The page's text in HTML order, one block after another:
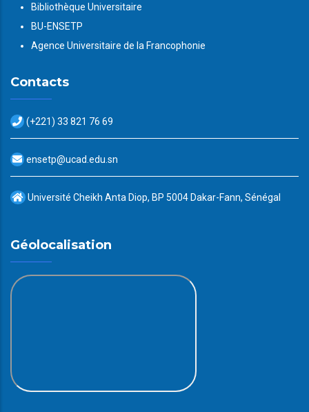
Bibliothèque Universitaire
BU-ENSETP
Agence Universitaire de la Francophonie
Contacts
(+221) 33 821 76 69
ensetp@ucad.edu.sn
Université Cheikh Anta Diop, BP 5004 Dakar-Fann, Sénégal
Géolocalisation